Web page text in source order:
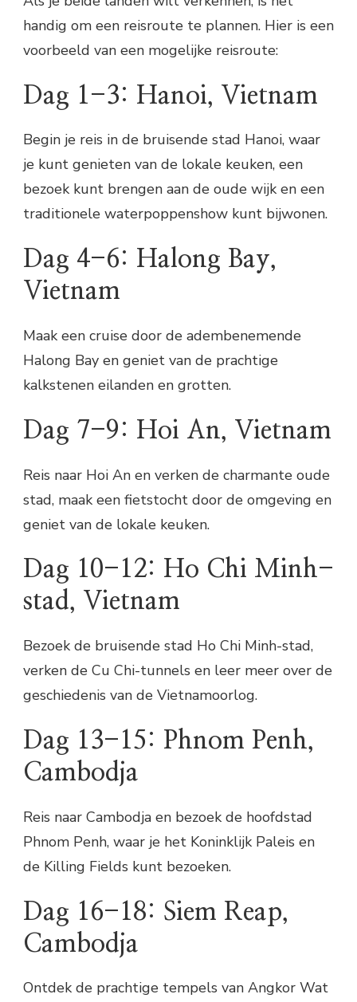
handig om een reisroute te plannen. Hier is een
voorbeeld van een mogelijke reisroute:
Dag 1-3: Hanoi, Vietnam
Begin je reis in de bruisende stad Hanoi, waar
je kunt genieten van de lokale keuken, een
bezoek kunt brengen aan de oude wijk en een
traditionele waterpoppenshow kunt bijwonen.
Dag 4-6: Halong Bay,
Vietnam
Maak een cruise door de adembenemende
Halong Bay en geniet van de prachtige
kalkstenen eilanden en grotten.
Dag 7-9: Hoi An, Vietnam
Reis naar Hoi An en verken de charmante oude
stad, maak een fietstocht door de omgeving en
geniet van de lokale keuken.
Dag 10-12: Ho Chi Minh-
stad, Vietnam
Bezoek de bruisende stad Ho Chi Minh-stad,
verken de Cu Chi-tunnels en leer meer over de
geschiedenis van de Vietnamoorlog.
Dag 13-15: Phnom Penh,
Cambodja
Reis naar Cambodja en bezoek de hoofdstad
Phnom Penh, waar je het Koninklijk Paleis en
de Killing Fields kunt bezoeken.
Dag 16-18: Siem Reap,
Cambodja
Ontdek de prachtige tempels van Angkor Wat